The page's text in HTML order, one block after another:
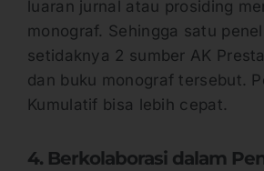
luaran jurnal atau prosiding
monograf. Sehingga satu
setidaknya 2 sumber AK
dan buku monograf tersebut.
Kumulatif bisa lebih cepat.
4. Berkolaborasi dalam